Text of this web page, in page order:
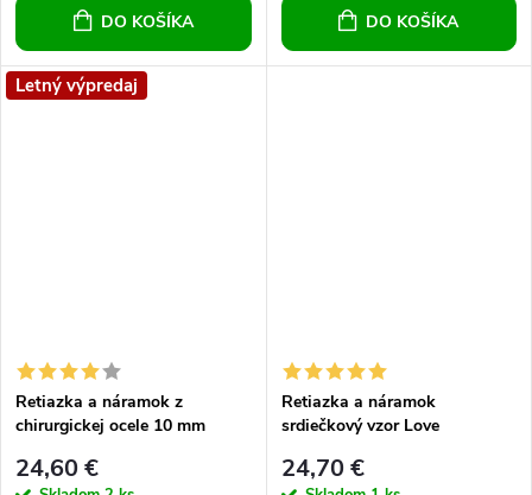
DO KOŠÍKA DO KOŠÍKA
Letný výpredaj
Retiazka a náramok z
chirurgickej ocele 10 mm
24,60 €
Retiazka a náramok
srdiečkový vzor Love
24,70 €